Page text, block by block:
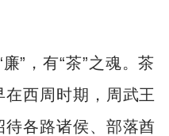
”，有“茶”之魂。茶
西周时期，周武王
各路诸侯、部落酋